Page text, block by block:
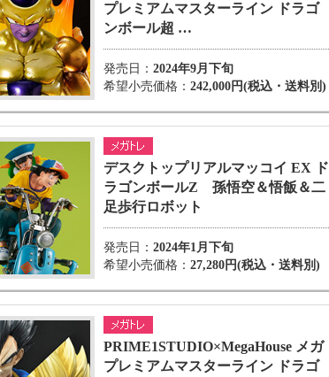
プレミアムマスターライン ドラゴ
ンボール超 …
発売日： 2024年9月下旬
希望小売価格： 242,000円(税込・送料別)
デスクトップリアルマッコイ EX ド
ラゴンボールZ 孫悟空＆悟飯＆二
足歩行ロボット
発売日： 2024年1月下旬
希望小売価格： 27,280円(税込・送料別)
PRIME1STUDIO×MegaHouse メガ
プレミアムマスターライン ドラゴ